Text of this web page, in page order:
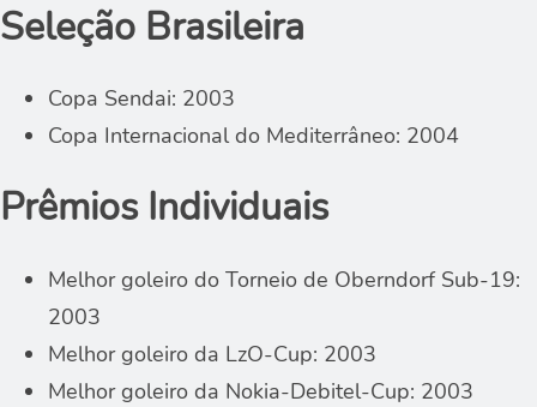
Seleção Brasileira
Copa Sendai: 2003
Copa Internacional do Mediterrâneo: 2004
Prêmios Individuais
Melhor goleiro do Torneio de Oberndorf Sub-19:
2003
Melhor goleiro da LzO-Cup: 2003
Melhor goleiro da Nokia-Debitel-Cup: 2003